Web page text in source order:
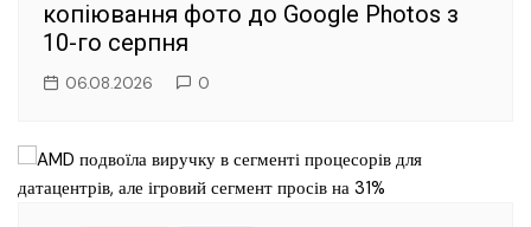
копіювання фото до Google Photos з
10-го серпня
06.08.2026 0